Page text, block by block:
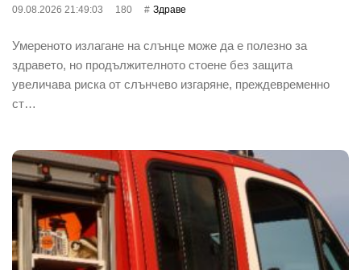
09.08.2026 21:49:03 180 Здраве
Умереното излагане на слънце може да е полезно за
здравето, но продължителното стоене без защита
увеличава риска от слънчево изгаряне, преждевременно
ст…